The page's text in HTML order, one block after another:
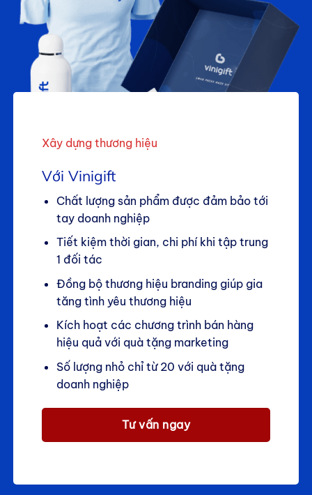
Xây dựng thương hiệu
Với Vinigift
Chất lượng sản phẩm được đảm bảo tới
tay doanh nghiệp
Tiết kiệm thời gian, chi phí khi tập trung
1 đối tác
Đồng bộ thương hiệu branding giúp gia
tăng tình yêu thương hiệu
Kích hoạt các chương trình bán hàng
hiệu quả với quà tặng marketing
Số lượng nhỏ chỉ từ 20 với quà tặng
doanh nghiệp
Tư vấn ngay